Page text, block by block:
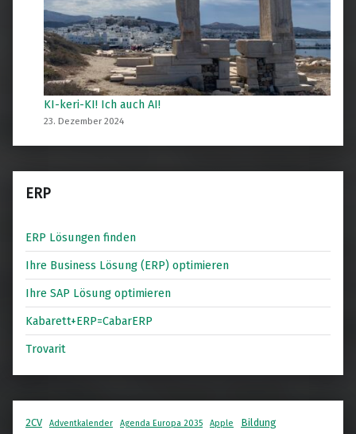
KI-keri-KI! Ich auch AI!
23. Dezember 2024
ERP
ERP Lösungen finden
Ihre Business Lösung (ERP) optimieren
Ihre SAP Lösung optimieren
Kabarett+ERP=CabarERP
Trovarit
2CV Adventkalender Agenda Europa 2035 Apple Bildung